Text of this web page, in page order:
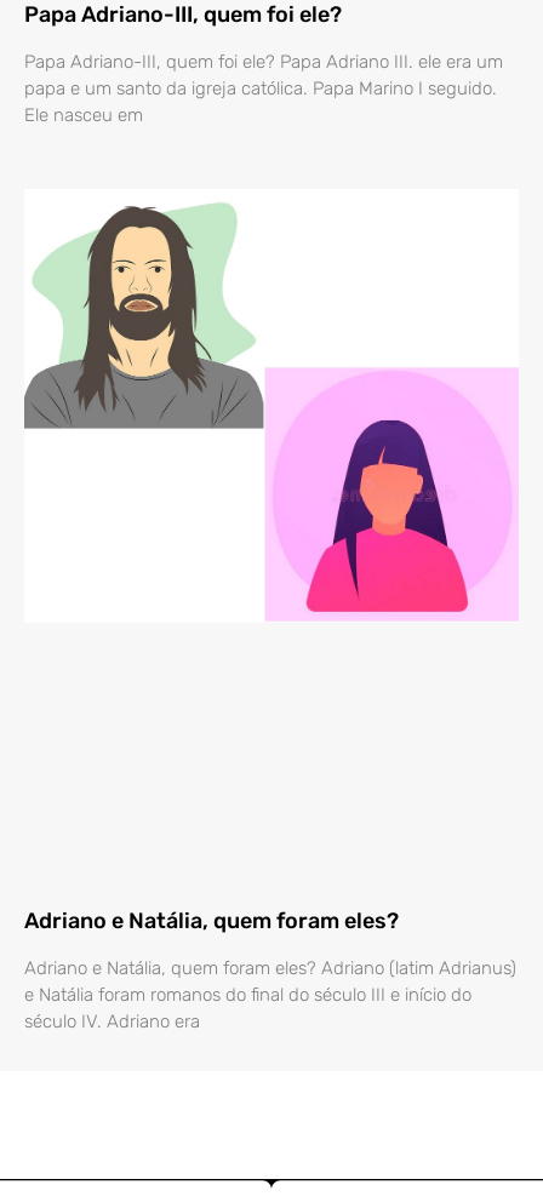
Papa Adriano-III, quem foi ele?
Papa Adriano-III, quem foi ele? Papa Adriano III. ele era um
papa e um santo da igreja católica. Papa Marino I seguido.
Ele nasceu em
Adriano e Natália, quem foram eles?
Adriano e Natália, quem foram eles? Adriano (latim Adrianus)
e Natália foram romanos do final do século III e início do
século IV. Adriano era